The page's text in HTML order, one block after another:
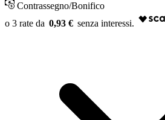
Contrassegno/Bonifico
0,93 €